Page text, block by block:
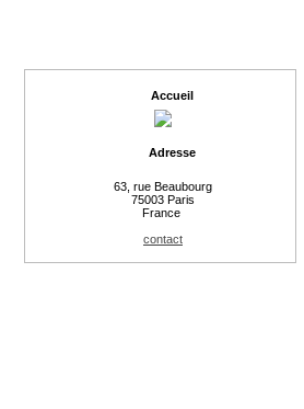
Accueil
Adresse
63, rue Beaubourg
75003 Paris
France
contact